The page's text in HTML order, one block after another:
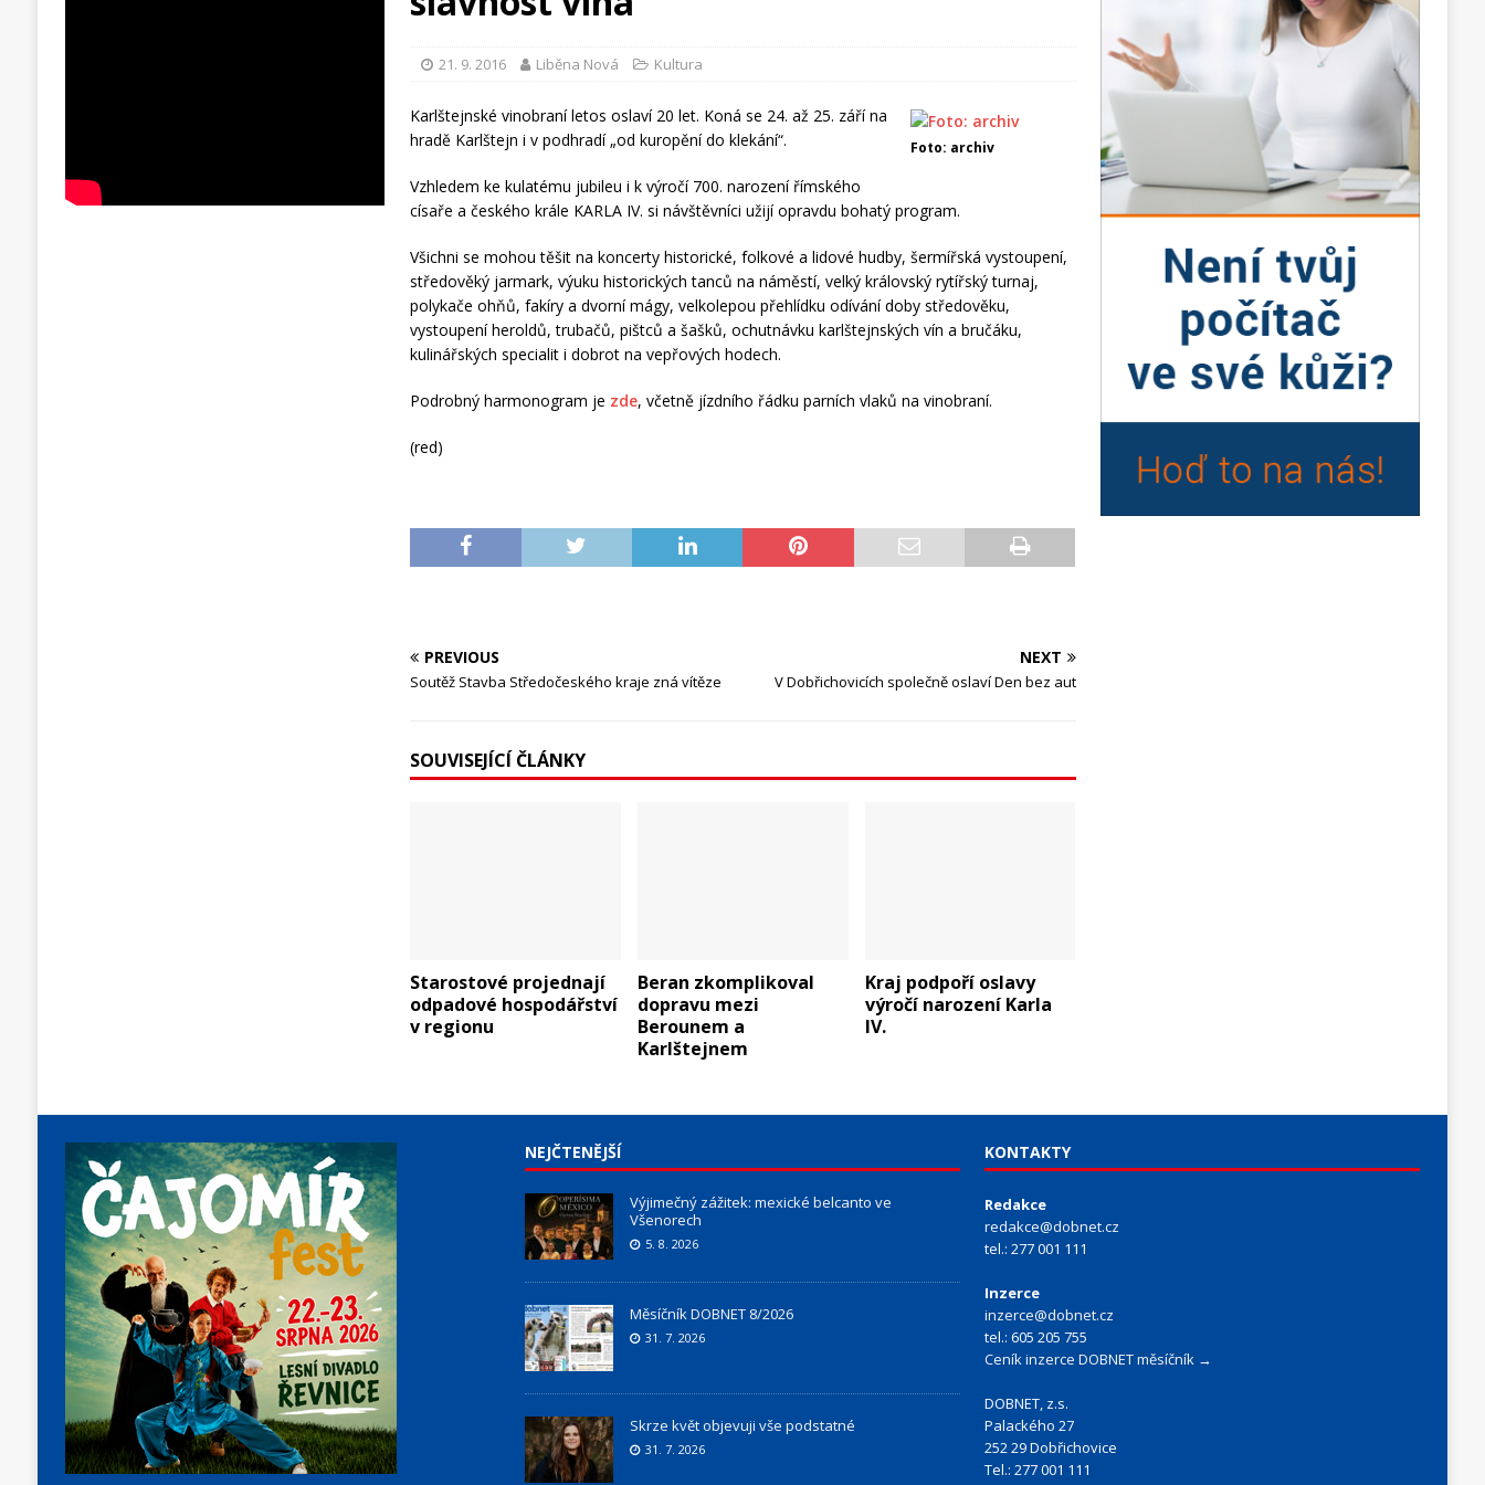
21. 9. 2016 Liběna Nová Kultura
Foto: archiv
Karlštejnské vinobraní letos oslaví 20 let. Koná se 24. až 25. září na
hradě Karlštejn i v podhradí „od kuropění do klekání“.
Vzhledem ke kulatému jubileu i k výročí 700. narození římského
císaře a českého krále KARLA IV. si návštěvníci užijí opravdu bohatý program.
Všichni se mohou těšit na koncerty historické, folkové a lidové hudby, šermířská vystoupení,
středověký jarmark, výuku historických tanců na náměstí, velký královský rytířský turnaj,
polykače ohňů, fakíry a dvorní mágy, velkolepou přehlídku odívání doby středověku,
vystoupení heroldů, trubačů, pištců a šašků, ochutnávku karlštejnských vín a bručáku,
kulinářských specialit i dobrot na vepřových hodech.
Podrobný harmonogram je zde, včetně jízdního řádku parních vlaků na vinobraní.
(red)
PREVIOUS
Soutěž Stavba Středočeského kraje zná vítěze
NEXT
V Dobřichovicích společně oslaví Den bez aut
SOUVISEJÍCÍ ČLÁNKY
Starostové projednají
odpadové hospodářství
v regionu
Beran zkomplikoval
dopravu mezi
Berounem a
Karlštejnem
Kraj podpoří oslavy
výročí narození Karla
IV.
NEJČTENĚJŠÍ
Výjimečný zážitek: mexické belcanto ve
Všenorech
5. 8. 2026
Měsíčník DOBNET 8/2026
31. 7. 2026
Skrze květ objevuji vše podstatné
31. 7. 2026
KONTAKTY
Redakce
redakce@dobnet.cz
tel.: 277 001 111
Inzerce
inzerce@dobnet.cz
tel.: 605 205 755
Ceník inzerce DOBNET měsíčník →
DOBNET, z.s.
Palackého 27
252 29 Dobřichovice
Tel.: 277 001 111